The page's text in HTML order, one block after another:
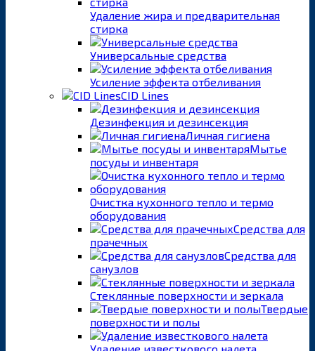
Удаление жира и предварительная
стирка
Универсальные средства
Усиление эффекта отбеливания
CID Lines
Дезинфекция и дезинсекция
Личная гигиена
Мытье
посуды и инвентаря
Очистка кухонного тепло и термо
оборудования
Средства для
прачечных
Средства для
санузлов
Стеклянные поверхности и зеркала
Твердые
поверхности и полы
Удаление известкового налета